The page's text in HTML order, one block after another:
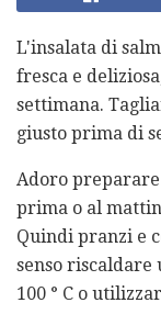
L'insalata di
fresca e
settimana.
giusto prima di
Adoro
prima o al
Quindi pranzi e
senso riscaldare
100 ° C o